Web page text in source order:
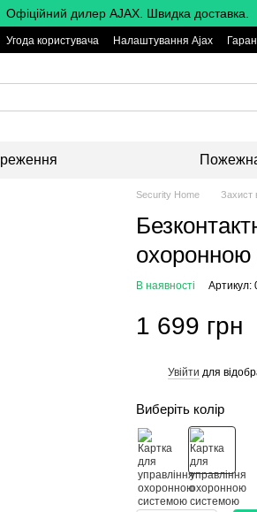
Офіційний дилер AJAX. Швидка доставка.
Угода користувача Налаштування Ajax
Security Home Захист
В наявності Артикул:
1 699 грн
Увійти для
Виберіть колір